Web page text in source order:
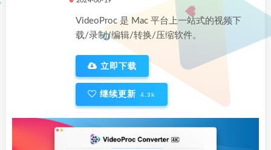
VideoProc 是 Mac 平台上一站式的视频下
载/录制/编辑/转换/压缩软件。
立即下载
继续更新 4.3k